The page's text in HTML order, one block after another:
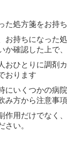
た処方箋をお持ち
お持ちになった
か確認した上で
おひとりに調剤
おります
にいくつかの病
み方から注意事
作用だけでなく
さい。